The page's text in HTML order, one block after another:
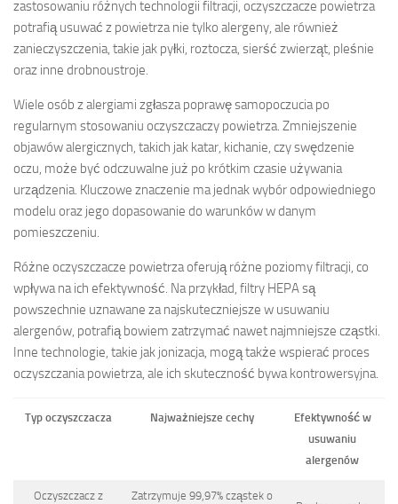
zastosowaniu różnych technologii filtracji, oczyszczacze powietrza
potrafią usuwać z powietrza nie tylko alergeny, ale również
zanieczyszczenia, takie jak pyłki, roztocza, sierść zwierząt, pleśnie
oraz inne drobnoustroje.
Wiele osób z alergiami zgłasza poprawę samopoczucia po
regularnym stosowaniu oczyszczaczy powietrza. Zmniejszenie
objawów alergicznych, takich jak katar, kichanie, czy swędzenie
oczu, może być odczuwalne już po krótkim czasie używania
urządzenia. Kluczowe znaczenie ma jednak wybór odpowiedniego
modelu oraz jego dopasowanie do warunków w danym
pomieszczeniu.
Różne oczyszczacze powietrza oferują różne poziomy filtracji, co
wpływa na ich efektywność. Na przykład, filtry HEPA są
powszechnie uznawane za najskuteczniejsze w usuwaniu
alergenów, potrafią bowiem zatrzymać nawet najmniejsze cząstki.
Inne technologie, takie jak jonizacja, mogą także wspierać proces
oczyszczania powietrza, ale ich skuteczność bywa kontrowersyjna.
Typ oczyszczacza Najważniejsze cechy
Efektywność w
usuwaniu
alergenów
Oczyszczacz z
Zatrzymuje 99,97% cząstek o